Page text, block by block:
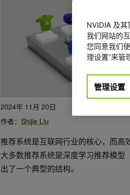
2024年 11月 20日
作者： Shijie Liu
推荐系统是互联网行业的核心，而高
大多数推荐系统是深度学习推荐模型
出了一个典型的结构。
NVIDIA 及
我们网站的
您同意我们
理设置”来管
管理设置